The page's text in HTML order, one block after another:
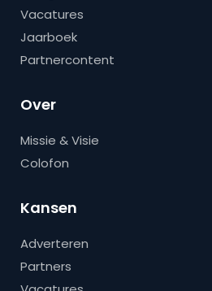
Vacatures
Jaarboek
Partnercontent
Over
Missie & Visie
Colofon
Kansen
Adverteren
Partners